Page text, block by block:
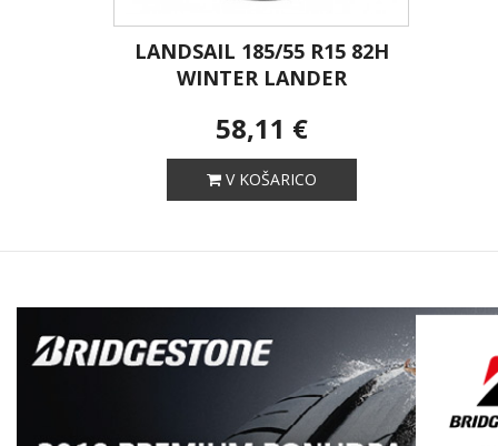
LANDSAIL 185/55 R15 82H
WINTER LANDER
58,11 €
V KOŠARICO